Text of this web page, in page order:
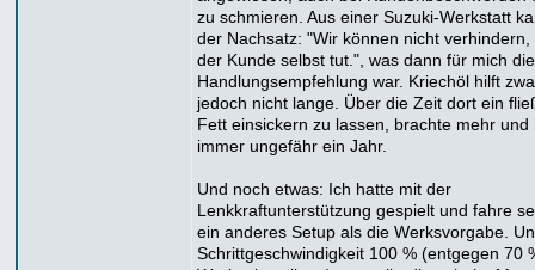
zu schmieren. Aus einer Suzuki-Werkstatt
der Nachsatz: "Wir können nicht verhindern,
der Kunde selbst tut.", was dann für mich die
Handlungsempfehlung war. Kriechöl hilft
jedoch nicht lange. Über die Zeit dort ein
Fett einsickern zu lassen, brachte mehr und
immer ungefähr ein Jahr.
Und noch etwas: Ich hatte mit der
Lenkkraftunterstützung gespielt und fahre
ein anderes Setup als die Werksvorgabe.
Schrittgeschwindigkeit 100 % (entgegen 70